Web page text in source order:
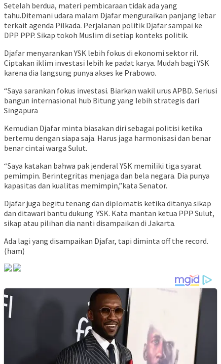
Setelah berdua, materi pembicaraan tidak ada yang
tahu.Ditemani udara malam Djafar menguraikan panjang lebar
terkait agenda Pilkada. Perjalanan politik Djafar sampai ke
DPP PPP. Sikap tokoh Muslim di setiap konteks politik.
Djafar menyarankan YSK lebih fokus di ekonomi sektor ril.
Ciptakan iklim investasi lebih ke padat karya. Mudah bagi YSK
karena dia langsung punya akses ke Prabowo.
“Saya sarankan fokus investasi. Biarkan wakil urus APBD. Seriusi
bangun internasional hub Bitung yang lebih strategis dari
Singapura
Kemudian Djafar minta biasakan diri sebagai politisi ketika
bertemu dengan siapa saja. Harus jaga harmonisasi dan benar
benar cintai warga Sulut.
“Saya katakan bahwa pak jenderal YSK memiliki tiga syarat
pemimpin. Berintegritas menjaga dan bela negara. Dia punya
kapasitas dan kualitas memimpin,”kata Senator.
Djafar juga begitu tenang dan diplomatis ketika ditanya sikap
dan ditawari bantu dukung YSK. Kata mantan ketua PPP Sulut,
sikap atau pilihan dia nanti disampaikan di Jakarta.
Ada lagi yang disampaikan Djafar, tapi diminta off the record.
(ham)